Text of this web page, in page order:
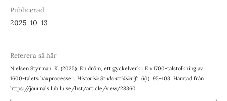
Publicerad
2025-10-13
Referera så här
Nielsen Styrman, K. (2025). En dröm, ett gyckelverk : En 1700-talstolkning av
1600-talets häxprocesser. Historisk Studenttidskrift, 6(1), 95–103. Hämtad från
https://journals.lub.lu.se/hst/article/view/28360